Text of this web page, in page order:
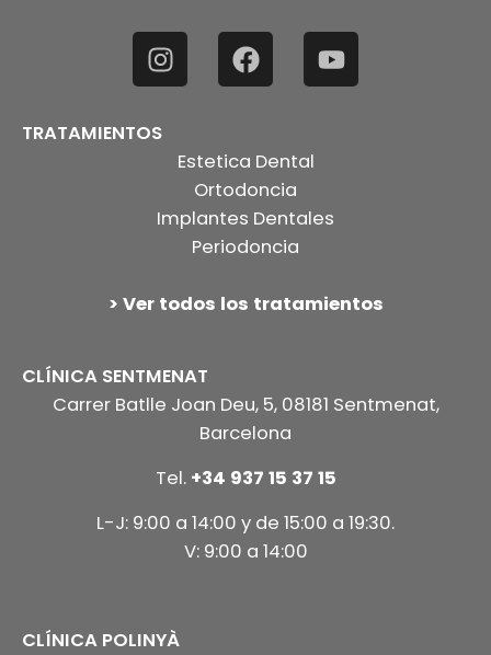
TRATAMIENTOS
Estetica Dental
Ortodoncia
Implantes Dentales
Periodoncia
> Ver todos los tratamientos
CLÍNICA SENTMENAT
Carrer Batlle Joan Deu, 5, 08181 Sentmenat,
Barcelona
Tel. +34 937 15 37 15
L-J: 9:00 a 14:00 y de 15:00 a 19:30.
V: 9:00 a 14:00
CLÍNICA POLINYÀ